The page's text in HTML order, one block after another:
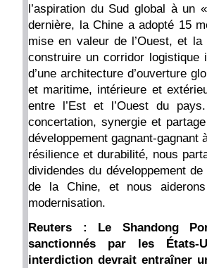
l’aspiration du Sud global à un
dernière, la Chine a adopté 15
mise en valeur de l’Ouest, et
construire un corridor logistique
d’une architecture d’ouverture
et maritime, intérieure et
entre l’Est et l’Ouest du
concertation, synergie et
développement gagnant-
résilience et durabilité, nous
dividendes du développement
de la Chine, et nous
modernisation.
Reuters : Le Shandong
sanctionnés par les États-
interdiction devrait entraîner